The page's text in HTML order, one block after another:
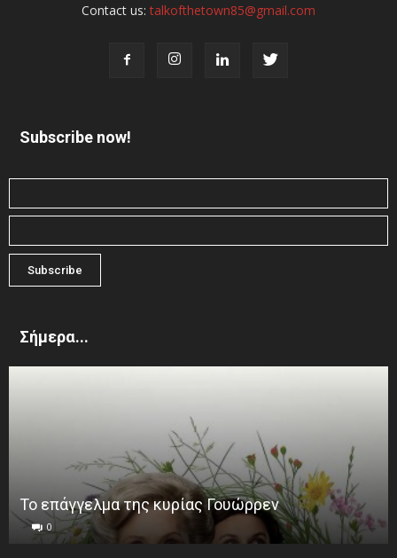
Contact us:talkofthetown85@gmail.com
Subscribe now!
Σήμερα...
Το επάγγελμα της κυρίας Γουώρρεν
0